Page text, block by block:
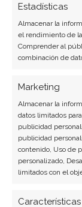
Estadísticas
Almacenar la
el rendimiento de
Comprender al
combinación de
Marketing
Almacenar la
datos limitados
publicidad
publicidad
contenido, Uso de
personalizado,
limitados con el
Características
Analista